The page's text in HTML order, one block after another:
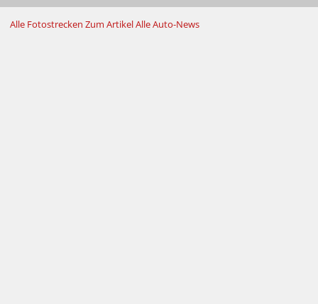
Alle Fotostrecken Zum ArtikelAlle Auto-News